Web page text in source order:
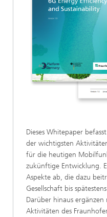
Dieses Whitepaper
der wichtigsten
für die heutigen
zukünftige Entwicklung.
Aspekte ab, die dazu
Gesellschaft bis
Darüber hinaus ergänzen
Aktivitäten des